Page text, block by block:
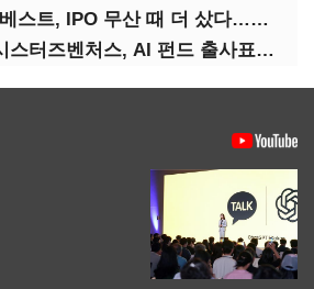
[IB토마토]HB인베스트, IPO 무산 때 더 샀다…마키나락스 투자 2.7배 회수
[IB토마토]데브시스터즈벤처스, AI 펀드 출사표…모회사 경영난 변수